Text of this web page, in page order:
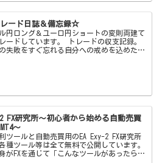
ード日誌＆備忘録☆
円ロング＆ユーロ円ショートの変則両建て
ードしています。 トレードの収支記録。
失敗をすぐ忘れる自分への戒めを込めた備
ログです！
FX研究所～初心者から始める自動売買
～
ツールと自動売買用のEA Exy-2 FX研究所
種ツール等は全て無料で公開しています。
がFXを通じて「こんなツールがあったらい
「この機能とこの機能をかけ合わせて自動